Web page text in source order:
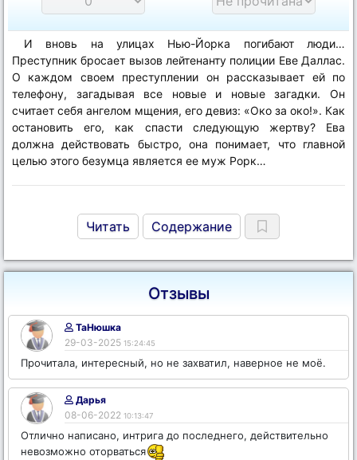
И вновь на улицах Нью-Йорка погибают люди…
Преступник бросает вызов лейтенанту полиции Еве Даллас.
О каждом своем преступлении он рассказывает ей по
телефону, загадывая все новые и новые загадки. Он
считает себя ангелом мщения, его девиз: «Око за око!». Как
остановить его, как спасти следующую жертву? Ева
должна действовать быстро, она понимает, что главной
целью этого безумца является ее муж Рорк…
Читать Содержание
Отзывы
ТаНюшка
29-03-2025 15:24:45
Прочитала, интересный, но не захватил, наверное не моё.
Дарья
08-06-2022 10:13:47
Отлично написано, интрига до последнего, действительно
невозможно оторваться